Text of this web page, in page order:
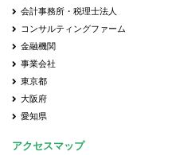
会計事務所・税理士法人
コンサルティングファーム
金融機関
事業会社
東京都
大阪府
愛知県
アクセスマップ